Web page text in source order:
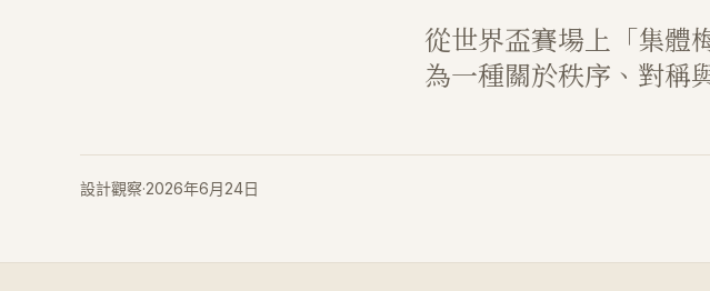
從世界盃賽場上「集體
為一種關於秩序、對稱
設計觀察·2026年6月24日